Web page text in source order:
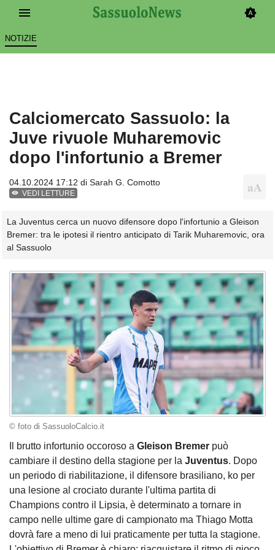
NOTIZIE
Calciomercato Sassuolo: la
Juve rivuole Muharemovic
dopo l'infortunio a Bremer
04.10.2024 17:12 di Sarah G. Comotto
VEDI LETTURE
La Juventus cerca un nuovo difensore dopo l'infortunio a Gleison
Bremer: tra le ipotesi il rientro anticipato di Tarik Muharemovic, ora
al Sassuolo
© foto di SassuoloCalcio.it
Il brutto infortunio occoroso a Gleison Bremer può
cambiare il destino della stagione per la Juventus. Dopo
un periodo di riabilitazione, il difensore brasiliano, ko per
una lesione al crociato durante l'ultima partita di
Champions contro il Lipsia, è determinato a tornare in
campo nelle ultime gare di campionato ma Thiago Motta
dovrà fare a meno di lui praticamente per tutta la stagione.